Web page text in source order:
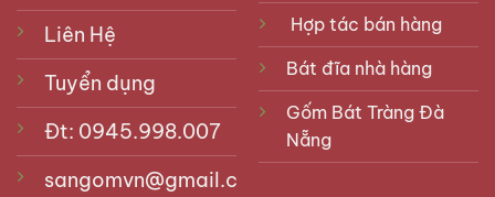
Liên Hệ
Tuyển dụng
Đt: 0945.998.007
sangomvn@gmail.com
Hợp tác bán hàng
Bát đĩa nhà hàng
Gốm Bát Tràng Đà
Nẵng